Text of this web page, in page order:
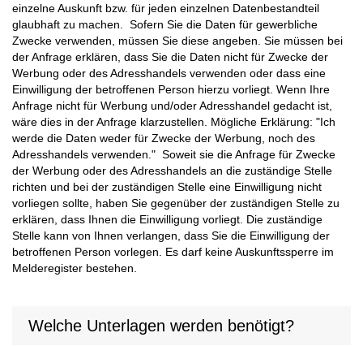
einzelne Auskunft bzw. für jeden einzelnen Datenbestandteil
glaubhaft zu machen. Sofern Sie die Daten für gewerbliche
Zwecke verwenden, müssen Sie diese angeben. Sie müssen bei
der Anfrage erklären, dass Sie die Daten nicht für Zwecke der
Werbung oder des Adresshandels verwenden oder dass eine
Einwilligung der betroffenen Person hierzu vorliegt. Wenn Ihre
Anfrage nicht für Werbung und/oder Adresshandel gedacht ist,
wäre dies in der Anfrage klarzustellen. Mögliche Erklärung: "Ich
werde die Daten weder für Zwecke der Werbung, noch des
Adresshandels verwenden." Soweit sie die Anfrage für Zwecke
der Werbung oder des Adresshandels an die zuständige Stelle
richten und bei der zuständigen Stelle eine Einwilligung nicht
vorliegen sollte, haben Sie gegenüber der zuständigen Stelle zu
erklären, dass Ihnen die Einwilligung vorliegt. Die zuständige
Stelle kann von Ihnen verlangen, dass Sie die Einwilligung der
betroffenen Person vorlegen. Es darf keine Auskunftssperre im
Melderegister bestehen.
Welche Unterlagen werden benötigt?